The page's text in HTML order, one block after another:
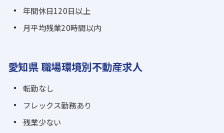
年間休日120日以上
月平均残業20時間以内
愛知県 職場環境別不動産求人
転勤なし
フレックス勤務あり
残業少ない